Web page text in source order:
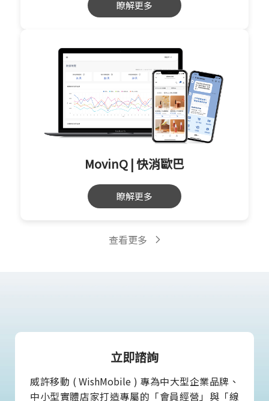
瞭解更多
MovinQ | 快消歐巴
瞭解更多
查看更多
立即諮詢
威許移動 ( WishMobile ) 專為中大型企業品牌、
中小型實體店家打造專屬的「會員經營」與「線